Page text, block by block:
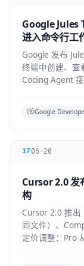
Google Jules
进入命令行工
Google 发布
终端中创建、查
Coding Agent
Google
17 06-20
Cursor 2.0
构
Cursor 2.0 推
同文件）、
定价调整：Pro